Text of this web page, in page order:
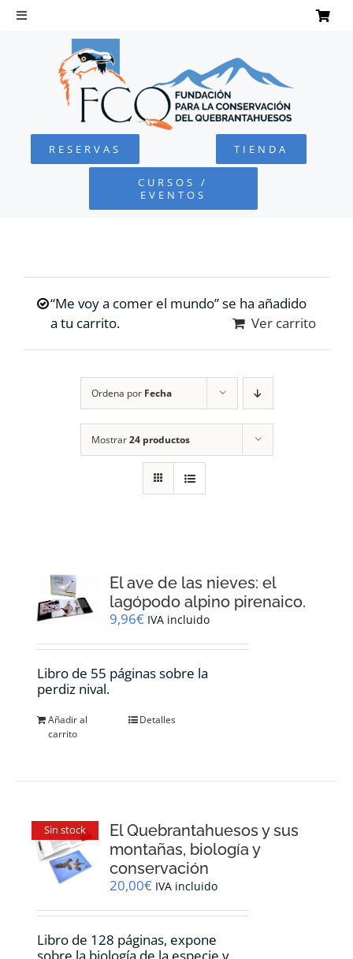
Saltar
Toggle
Navigation
QUEBRANTAHUESOS
FUNDACIÓN
RESERVAS TIENDA
CURSOS /
EVENTOS
“Me voy a comer el mundo” se ha añadido
a tu carrito.
Ver carrito
Ordena por Fecha
Mostrar24 productos
El ave de las nieves: el
lagópodo alpino pirenaico.
9,96€ IVA incluido
Libro de 55 páginas sobre la
perdiz nival.
Añadir al
carrito
Detalles
Sin stock
El Quebrantahuesos y sus
montañas, biología y
conservación
20,00€ IVA incluido
Libro de 128 páginas, expone
sobre la biología de la especie y